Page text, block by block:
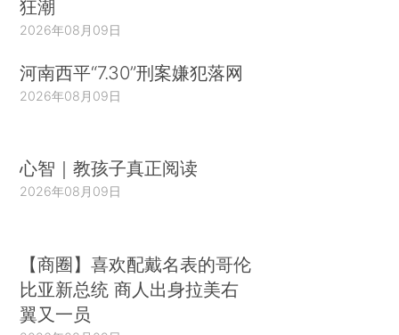
狂潮
2026年08月09日
河南西平“7.30”刑案嫌犯落网
2026年08月09日
心智｜教孩子真正阅读
2026年08月09日
【商圈】喜欢配戴名表的哥伦
比亚新总统 商人出身拉美右
翼又一员